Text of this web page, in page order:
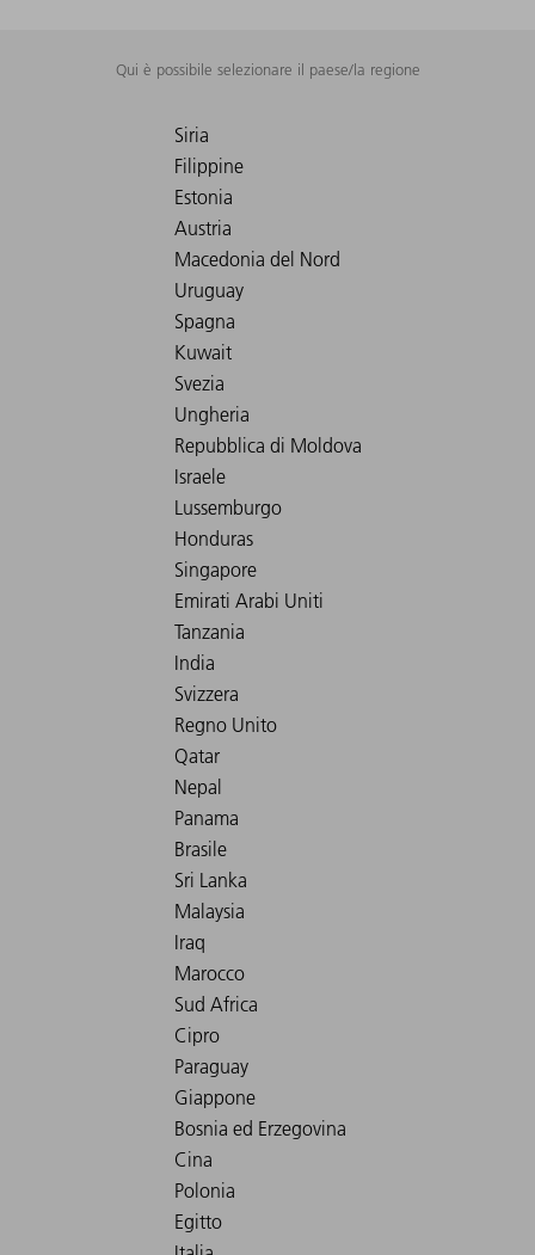
Qui è possibile selezionare il paese/la regione